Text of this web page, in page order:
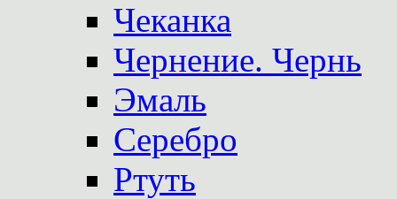
Чеканка
Чернение. Чернь
Эмаль
Серебро
Ртуть